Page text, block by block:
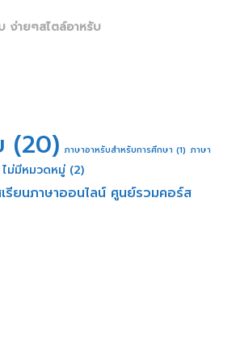
ง่ายๆสไตล์อาหรับ
(20) ภาษาอาหรับสำหรับการศึกษา (1) ภาษา
ไม่มีหมวดหมู่ (2)
รียนภาษาออนไลน์ ศูนย์รวมคอร์ส